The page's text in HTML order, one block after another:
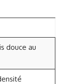
douce au